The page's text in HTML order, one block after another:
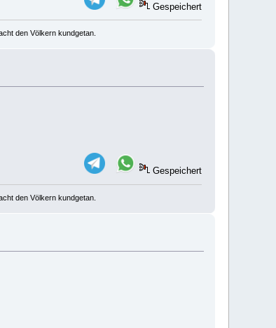
Gespeichert
den Völkern kundgetan.
Gespeichert
den Völkern kundgetan.